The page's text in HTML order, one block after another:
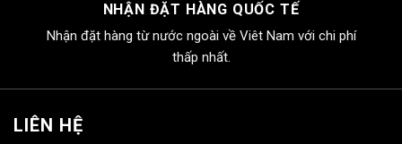
NHẬN ĐẶT HÀNG QUỐC TẾ
Nhận đặt hàng từ nước ngoài về Viêt Nam với chi phí
thấp nhất.
LIÊN HỆ